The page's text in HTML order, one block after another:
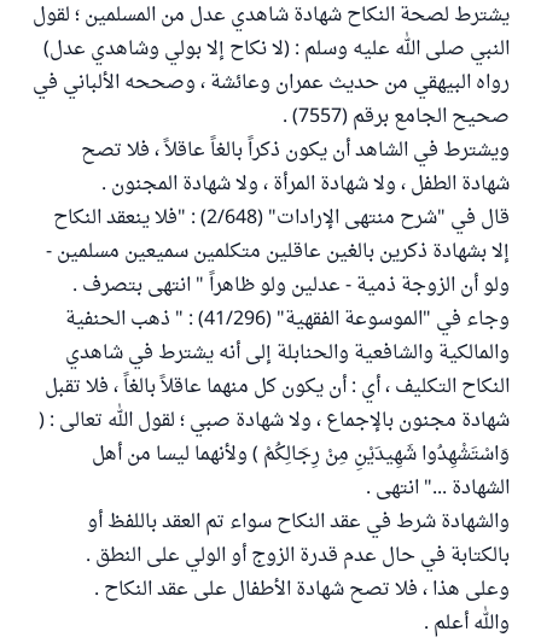
يشترط لصحة النكاح شهادة شاهدي عدل من المسلمين ؛ لقول
النبي صلى الله عليه وسلم : (لا نكاح إلا بولي وشاهدي عدل)
رواه البيهقي من حديث عمران وعائشة ، وصححه الألباني في
صحيح الجامع برقم (7557) .
ويشترط في الشاهد أن يكون ذكراً بالغاً عاقلاً ، فلا تصح
شهادة الطفل ، ولا شهادة المرأة ، ولا شهادة المجنون .
قال في "شرح منتهى الإرادات" (2/648) : "فلا ينعقد النكاح
إلا بشهادة ذكرين بالغين عاقلين متكلمين سميعين مسلمين -
ولو أن الزوجة ذمية - عدلين ولو ظاهراً " انتهى بتصرف .
وجاء في "الموسوعة الفقهية" (41/296) : " ذهب الحنفية
والمالكية والشافعية والحنابلة إلى أنه يشترط في شاهدي
النكاح التكليف ، أي : أن يكون كل منهما عاقلاً بالغاً ، فلا تقبل
شهادة مجنون بالإجماع ، ولا شهادة صبي ؛ لقول الله تعالى : (
وَاسْتَشْهِدُوا شَهِيدَيْنِ مِنْ رِجَالِكُمْ ) ولأنهما ليسا من أهل
الشهادة ..." انتهى .
والشهادة شرط في عقد النكاح سواء تم العقد باللفظ أو
بالكتابة في حال عدم قدرة الزوج أو الولي على النطق .
وعلى هذا ، فلا تصح شهادة الأطفال على عقد النكاح .
والله أعلم .